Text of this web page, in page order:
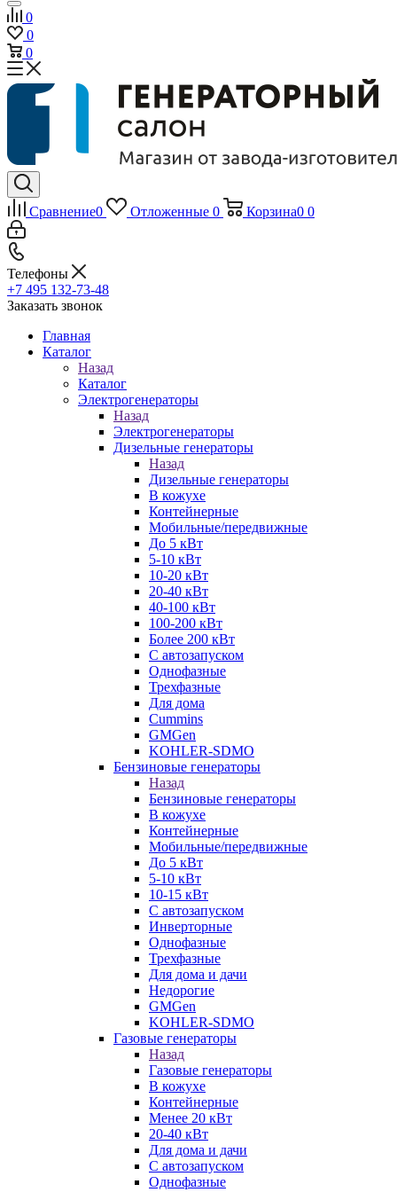
0
0
0
Сравнение0 Отложенные 0 Корзина0 0
Телефоны
+7 495 132-73-48
Заказать звонок
Главная
Каталог
Назад
Каталог
Электрогенераторы
Назад
Электрогенераторы
Дизельные генераторы
Назад
Дизельные генераторы
В кожухе
Контейнерные
Мобильные/передвижные
До 5 кВт
5-10 кВт
10-20 кВт
20-40 кВт
40-100 кВт
100-200 кВт
Более 200 кВт
С автозапуском
Однофазные
Трехфазные
Для дома
Cummins
GMGen
KOHLER-SDMO
Бензиновые генераторы
Назад
Бензиновые генераторы
В кожухе
Контейнерные
Мобильные/передвижные
До 5 кВт
5-10 кВт
10-15 кВт
С автозапуском
Инверторные
Однофазные
Трехфазные
Для дома и дачи
Недорогие
GMGen
KOHLER-SDMO
Газовые генераторы
Назад
Газовые генераторы
В кожухе
Контейнерные
Менее 20 кВт
20-40 кВт
Для дома и дачи
С автозапуском
Однофазные